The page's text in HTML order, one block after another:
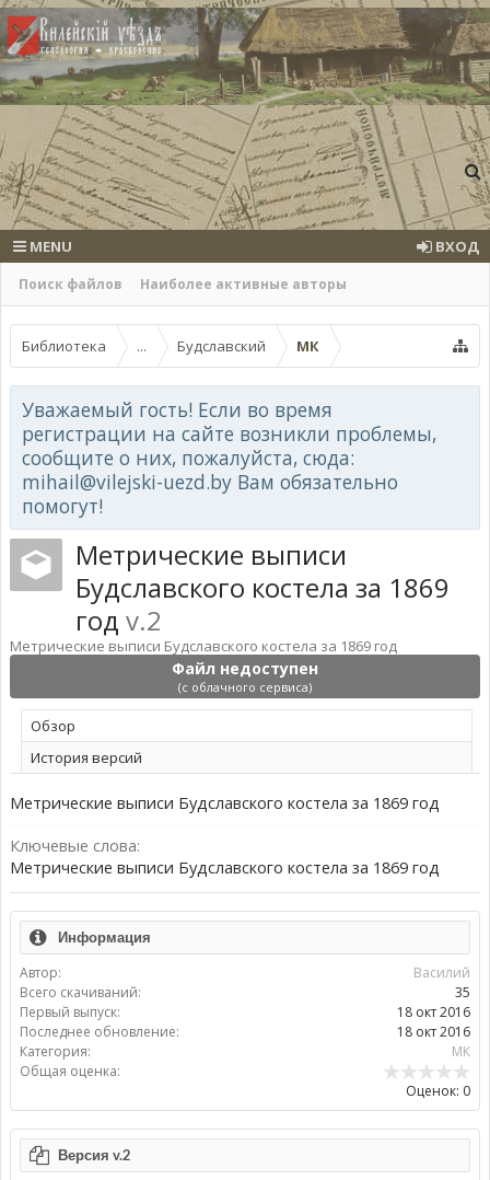
Поиск файлов Наиболее активные авторы
MENU ВХОД
Библиотека ... Будславский МК
Уважаемый гость! Если во время
регистрации на сайте возникли проблемы,
сообщите о них, пожалуйста, сюда:
mihail@vilejski-uezd.by Вам обязательно
помогут!
Файл недоступен
(с облачного сервиса)
Метрические выписи
Будславского костела за 1869
год v.2
Метрические выписи Будславского костела за 1869 год
Обзoр
История версий
Метрические выписи Будславского костела за 1869 год
Ключевые слова:
Метрические выписи Будславского костела за 1869 год
Информация
Автор:
Василий
Всего скачиваний:
35
Первый выпуск:
18 окт 2016
Последнее обновление:
18 окт 2016
Категория:
МК
Общая оценка:
Оценок: 0
Версия v.2